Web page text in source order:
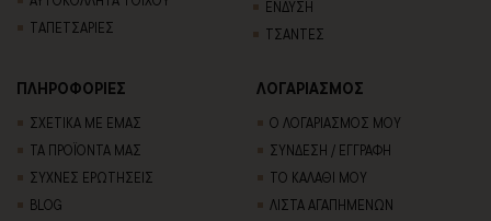
TΑΠΕΤΣΑΡΙΕΣ
ΕΝΔΥΣΗ
ΤΣΑΝΤΕΣ
ΠΛΗΡΟΦΟΡΙΕΣ
ΣΧΕΤΙΚΑ ΜΕ ΕΜΑΣ
ΤΑ ΠΡΟΪΟΝΤΑ ΜΑΣ
ΣΥΧΝΕΣ ΕΡΩΤΗΣΕΙΣ
BLOG
ΛΟΓΑΡΙΑΣΜΟΣ
Ο ΛΟΓΑΡΙΑΣΜΟΣ ΜΟΥ
ΣΥΝΔΕΣΗ / ΕΓΓΡΑΦΗ
ΤΟ ΚΑΛΑΘΙ ΜΟΥ
ΛΙΣΤΑ ΑΓΑΠΗΜΕΝΩΝ